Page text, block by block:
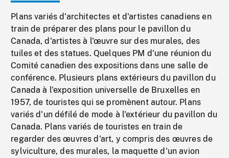
Plans variés d'architectes et d'artistes canadiens en
train de préparer des plans pour le pavillon du
Canada, d'artistes à l'œuvre sur des murales, des
tuiles et des statues. Quelques PM d'une réunion du
Comité canadien des expositions dans une salle de
conférence. Plusieurs plans extérieurs du pavillon du
Canada à l'exposition universelle de Bruxelles en
1957, de touristes qui se promènent autour. Plans
variés d'un défilé de mode à l'extérieur du pavillon du
Canada. Plans variés de touristes en train de
regarder des œuvres d'art, y compris des œuvres de
sylviculture, des murales, la maquette d'un avion